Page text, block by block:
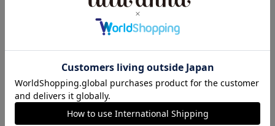
カートに入れる